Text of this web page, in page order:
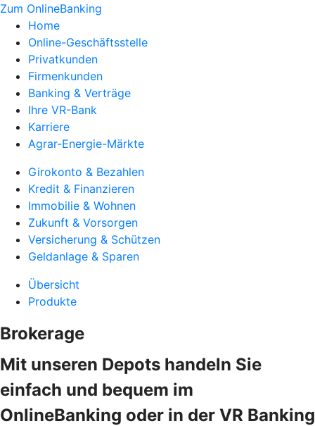
Zum OnlineBanking
Home
Online-Geschäftsstelle
Privatkunden
Firmenkunden
Banking & Verträge
Ihre VR-Bank
Karriere
Agrar-Energie-Märkte
Girokonto & Bezahlen
Kredit & Finanzieren
Immobilie & Wohnen
Zukunft & Vorsorgen
Versicherung & Schützen
Geldanlage & Sparen
Übersicht
Produkte
Brokerage
Mit unseren Depots handeln Sie
einfach und bequem im
OnlineBanking oder in der VR Banking